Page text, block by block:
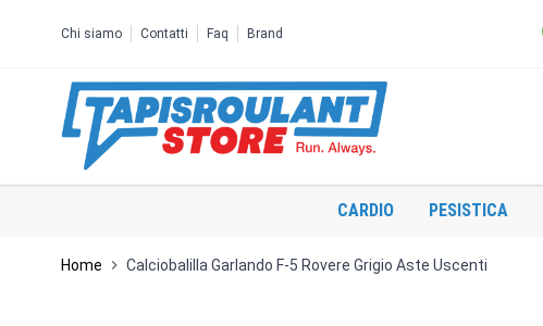
Chi siamo Contatti Faq Brand
CARDIO PESISTICA
Home Calciobalilla Garlando F-5 Rovere Grigio Aste Uscenti